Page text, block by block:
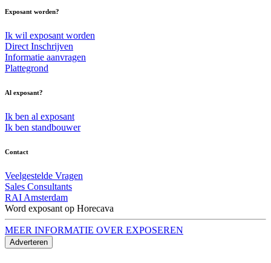
Exposant worden?
Ik wil exposant worden
Direct Inschrijven
Informatie aanvragen
Plattegrond
Al exposant?
Ik ben al exposant
Ik ben standbouwer
Contact
Veelgestelde Vragen
Sales Consultants
RAI Amsterdam
Word exposant op Horecava
MEER INFORMATIE OVER EXPOSEREN
Adverteren